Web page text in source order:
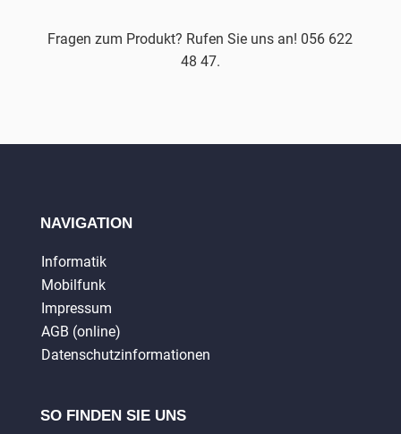
Fragen zum Produkt? Rufen Sie uns an! 056 622
48 47.
NAVIGATION
Informatik
Mobilfunk
Impressum
AGB (online)
Datenschutzinformationen
SO FINDEN SIE UNS